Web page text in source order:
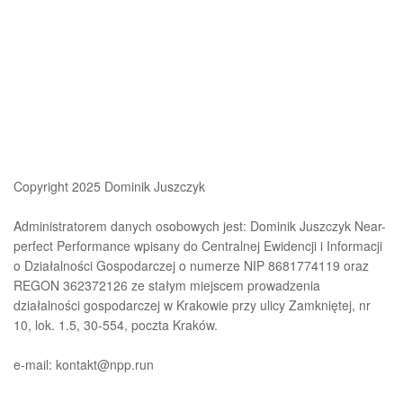
Copyright 2025 Dominik Juszczyk
Administratorem danych osobowych jest: Dominik Juszczyk Near-
perfect Performance wpisany do Centralnej Ewidencji i Informacji
o Działalności Gospodarczej o numerze NIP 8681774119 oraz
REGON 362372126 ze stałym miejscem prowadzenia
działalności gospodarczej w Krakowie przy ulicy Zamkniętej, nr
10, lok. 1.5, 30-554, poczta Kraków.
e-mail: kontakt@npp.run